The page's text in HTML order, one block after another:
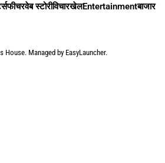
फीचरवेब स्टोरीविचारखेलEntertainmentबाजार
House. Managed by EasyLauncher.